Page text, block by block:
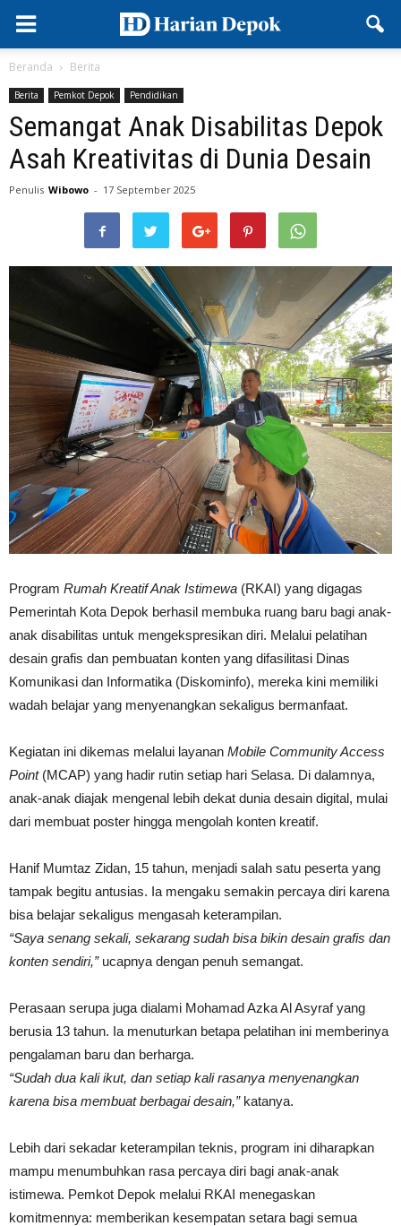
Beranda Berita
Berita Pemkot Depok Pendidikan
Semangat Anak Disabilitas Depok
Asah Kreativitas di Dunia Desain
Penulis Wibowo - 17 September 2025
Program Rumah Kreatif Anak Istimewa (RKAI) yang digagas
Pemerintah Kota Depok berhasil membuka ruang baru bagi anak-
anak disabilitas untuk mengekspresikan diri. Melalui pelatihan
desain grafis dan pembuatan konten yang difasilitasi Dinas
Komunikasi dan Informatika (Diskominfo), mereka kini memiliki
wadah belajar yang menyenangkan sekaligus bermanfaat.
Kegiatan ini dikemas melalui layanan Mobile Community Access
Point(MCAP) yang hadir rutin setiap hari Selasa. Di dalamnya,
anak-anak diajak mengenal lebih dekat dunia desain digital, mulai
dari membuat poster hingga mengolah konten kreatif.
Hanif Mumtaz Zidan, 15 tahun, menjadi salah satu peserta yang
tampak begitu antusias. Ia mengaku semakin percaya diri karena
bisa belajar sekaligus mengasah keterampilan.
“Saya senang sekali, sekarang sudah bisa bikin desain grafis dan
konten sendiri,”ucapnya dengan penuh semangat.
Perasaan serupa juga dialami Mohamad Azka Al Asyraf yang
berusia 13 tahun. Ia menuturkan betapa pelatihan ini memberinya
pengalaman baru dan berharga.
“Sudah dua kali ikut, dan setiap kali rasanya menyenangkan
karena bisa membuat berbagai desain,”katanya.
Lebih dari sekadar keterampilan teknis, program ini diharapkan
mampu menumbuhkan rasa percaya diri bagi anak-anak
istimewa. Pemkot Depok melalui RKAI menegaskan
komitmennya: memberikan kesempatan setara bagi semua